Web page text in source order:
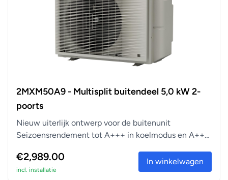
2MXM50A9 - Multisplit buitendeel 5,0 kW 2-
poorts
Nieuw uiterlijk ontwerp voor de buitenunit
Seizoensrendement tot A+++ in koelmodus en A++
€2,989.00
incl. installatie
In winkelwagen